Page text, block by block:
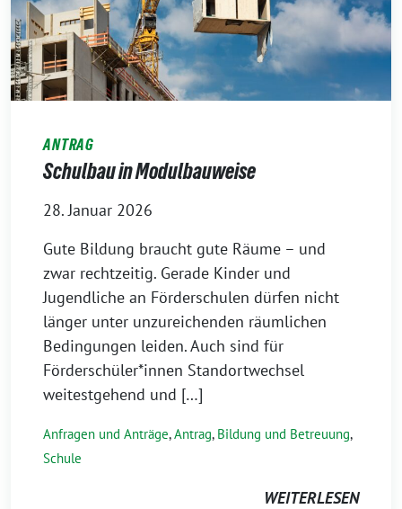
ANTRAG
Schulbau in Modulbauweise
28. Januar 2026
Gute Bildung braucht gute Räume – und
zwar rechtzeitig. Gerade Kinder und
Jugendliche an Förderschulen dürfen nicht
länger unter unzureichenden räumlichen
Bedingungen leiden. Auch sind für
Förderschüler*innen Standortwechsel
weitestgehend und […]
Anfragen und Anträge,Antrag, Bildung und Betreuung,
Schule
WEITERLESEN